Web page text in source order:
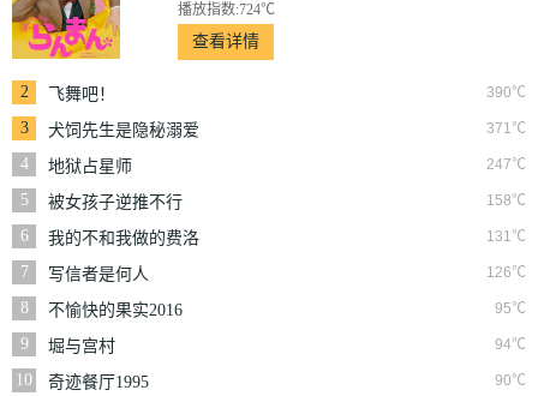
播放指数:724℃
查看详情
2 390℃
飞舞吧！
3
371℃
犬饲先生是隐秘溺爱
上司
4 247℃
地狱占星师
5
158℃
被女孩子逆推不行
吗？
6 131℃
我的不和我做的费洛
蒙男友
7 126℃
写信者是何人
8
95℃
不愉快的果实2016
9
94℃
堀与宫村
10
90℃
奇迹餐厅1995